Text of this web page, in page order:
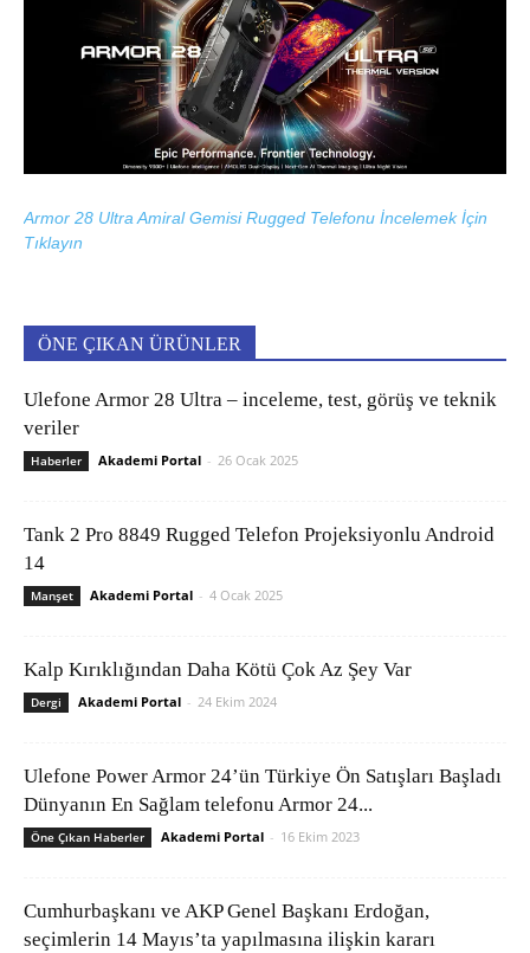
Armor 28 Ultra Amiral Gemisi Rugged Telefonu İncelemek İçin
Tıklayın
ÖNE ÇIKAN ÜRÜNLER
Ulefone Armor 28 Ultra – inceleme, test, görüş ve teknik
veriler
Haberler Akademi Portal - 26 Ocak 2025
Tank 2 Pro 8849 Rugged Telefon Projeksiyonlu Android
14
Manşet Akademi Portal - 4 Ocak 2025
Kalp Kırıklığından Daha Kötü Çok Az Şey Var
Dergi Akademi Portal - 24 Ekim 2024
Ulefone Power Armor 24’ün Türkiye Ön Satışları Başladı
Dünyanın En Sağlam telefonu Armor 24...
Öne Çıkan Haberler Akademi Portal - 16 Ekim 2023
Cumhurbaşkanı ve AKP Genel Başkanı Erdoğan,
seçimlerin 14 Mayıs’ta yapılmasına ilişkin kararı